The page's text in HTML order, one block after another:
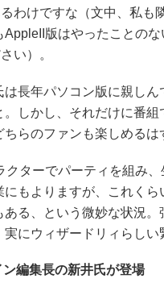
けですな（文中、私も
版はやったことの
い）。
長年パソコン版に親しん
しかし、それだけに番組
らのファンも楽しめるは
ターでパーティを組み、
もよりますが、これくら
る、という微妙な状況
にウィザードリィらしい
編集長の新井氏が登場